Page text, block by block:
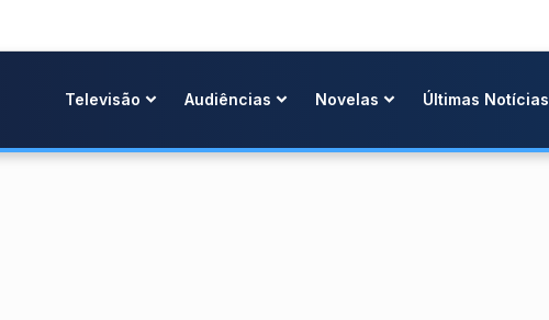
Televisão Audiências Novelas Últimas Notícias